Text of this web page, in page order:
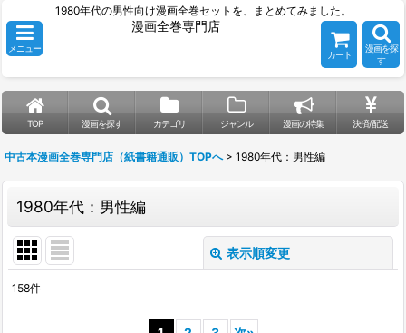
1980年代の男性向け漫画全巻セットを、まとめてみました。
メニュー
漫画全巻専門店
カート
漫画を探
す
TOP 漫画を探す カテゴリ ジャンル 漫画の特集 決済/配送
中古本漫画全巻専門店（紙書籍通販）TOPへ > 1980年代：男性編
1980年代：男性編
表示順変更
158件